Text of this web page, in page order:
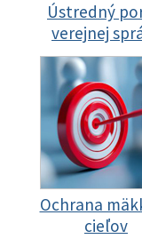
Ústredný
verejnej
Ochrana
cieľov